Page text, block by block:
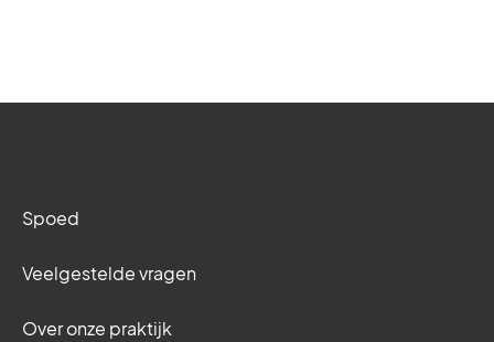
Spoed
Veelgestelde vragen
Over onze praktijk